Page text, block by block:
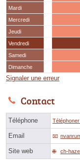
Mardi
Mercredi
Jeudi
Vendredi
Samedi
Dimanche
Signaler une erreur
Contact
Téléphone Téléphoner
Email
Site web ch-